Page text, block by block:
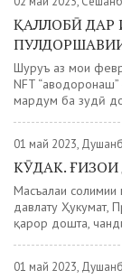
ҚАЛЛОБӢ ДАР
ПУЛДОРШАВИИ
Шуруъ аз моҳи
NFT
мардум ба зудӣ
01 май 2023,
КӮДАК.
Масъалаи солимии
давлату Ҳукумат,
қарор дошта,
01 май 2023,